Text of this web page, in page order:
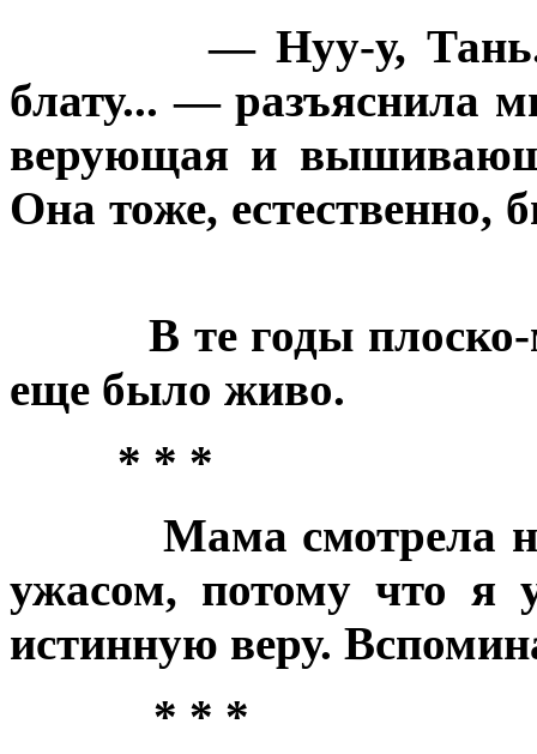
— Нуу-у,
блату... — разъяснила
верующая и
Она тоже, естественно,
В те годы
еще было живо.
* * *
Мама смотрела
ужасом, потому что я
истинную веру.
* * *